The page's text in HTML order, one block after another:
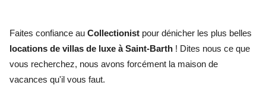
Faites confiance au Collectionist pour dénicher les plus belles
locations de villas de luxe à Saint-Barth ! Dites nous ce que
vous recherchez, nous avons forcément la maison de
vacances qu'il vous faut.